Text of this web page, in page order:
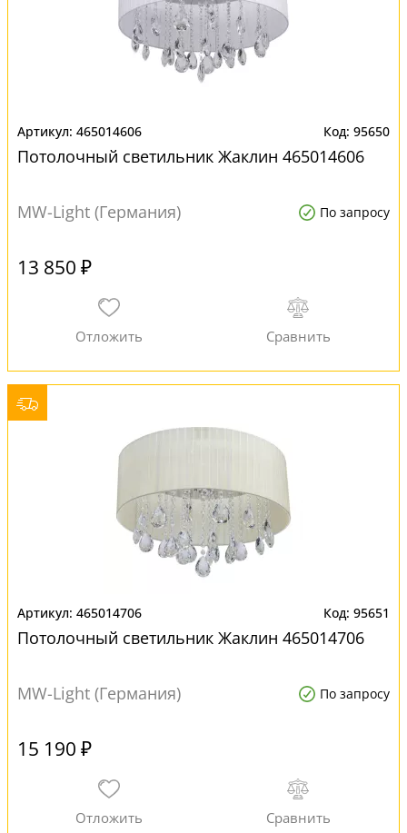
465014606 95650
Потолочный светильник Жаклин 465014606
MW-Light (Германия) По запросу
13 850 ₽
465014706 95651
Потолочный светильник Жаклин 465014706
MW-Light (Германия) По запросу
15 190 ₽